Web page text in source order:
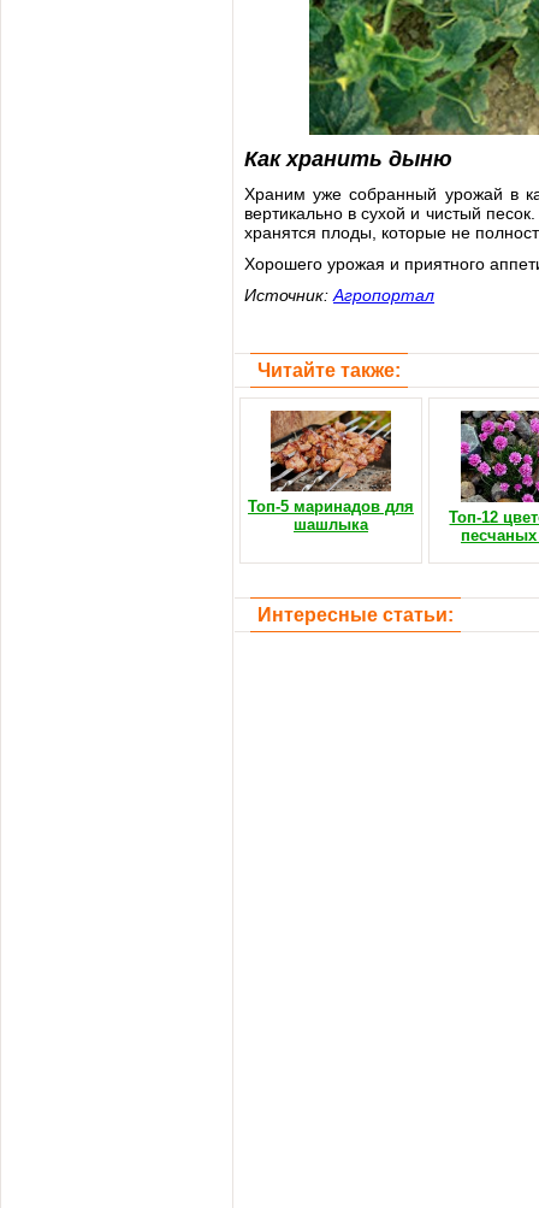
Как хранить дыню
Храним уже собранный урожай в
вертикально в сухой и чистый
хранятся плоды, которые не
Хорошего урожая и приятного
Источник: Агропортал
Читайте также:
Топ-5 маринадов для
шашлыка
Топ-12
Интересные статьи: